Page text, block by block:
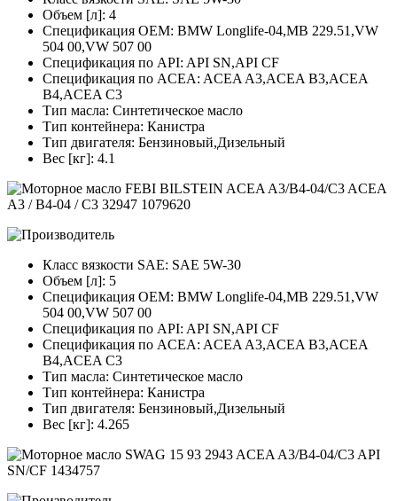
Объем [л]: 4
Спецификация OEM: BMW Longlife-04,MB 229.51,VW
504 00,VW 507 00
Спецификация по API: API SN,API CF
Спецификация по ACEA: ACEA A3,ACEA B3,ACEA
B4,ACEA C3
Тип масла: Синтетическое масло
Тип контейнера: Канистра
Тип двигателя: Бензиновый,Дизельный
Вес [кг]: 4.1
Класс вязкости SAE: SAE 5W-30
Объем [л]: 5
Спецификация OEM: BMW Longlife-04,MB 229.51,VW
504 00,VW 507 00
Спецификация по API: API SN,API CF
Спецификация по ACEA: ACEA A3,ACEA B3,ACEA
B4,ACEA C3
Тип масла: Синтетическое масло
Тип контейнера: Канистра
Тип двигателя: Бензиновый,Дизельный
Вес [кг]: 4.265